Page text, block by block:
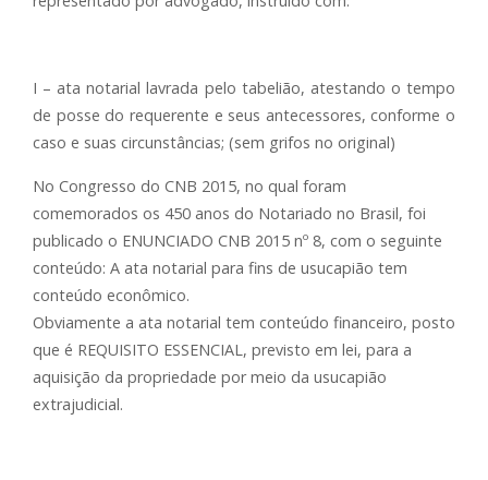
I – ata notarial lavrada pelo tabelião, atestando o tempo
de posse do requerente e seus antecessores, conforme o
caso e suas circunstâncias; (sem grifos no original)
No Congresso do CNB 2015, no qual foram
comemorados os 450 anos do Notariado no Brasil, foi
publicado o ENUNCIADO CNB 2015 nº 8, com o seguinte
conteúdo: A ata notarial para fins de usucapião tem
conteúdo econômico.
Obviamente a ata notarial tem conteúdo financeiro, posto
que é REQUISITO ESSENCIAL, previsto em lei, para a
aquisição da propriedade por meio da usucapião
extrajudicial.